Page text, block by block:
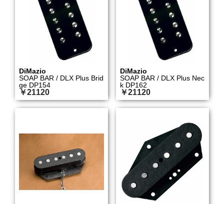
DiMazio
SOAP BAR / DLX Plus Brid
ge DP154
￥21120
DiMazio
SOAP BAR / DLX Plus Nec
k DP162
￥21120